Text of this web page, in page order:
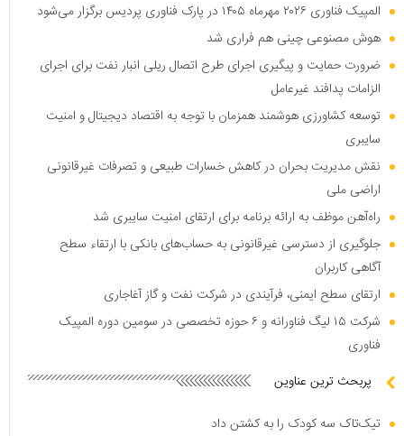
المپیک فناوری ۲۰۲۶ مهرماه ۱۴۰۵ در پارک فناوری پردیس برگزار می‌شود
هوش مصنوعی چینی هم فراری شد
ضرورت حمایت و پیگیری اجرای طرح اتصال ریلی انبار نفت برای اجرای
الزامات پدافند غیرعامل
توسعه کشاورزی هوشمند همزمان با توجه به اقتصاد دیجیتال و امنیت
سایبری
نقش مدیریت بحران در کاهش خسارات طبیعی و تصرفات غیرقانونی
اراضی ملی
راه‌آهن موظف به ارائه برنامه برای ارتقای امنیت سایبری شد
جلوگیری از دسترسی غیرقانونی به حساب‌های بانکی با ارتقاء سطح
آگاهی کاربران
ارتقای سطح ایمنی، فرآیندی در شرکت نفت و گاز آغاجاری
شرکت ۱۵ لیگ فناورانه و ۶ حوزه تخصصی در سومین دوره المپیک
فناوری
پربحث ترین عناوین
تیک‌تاک سه کودک را به کشتن داد